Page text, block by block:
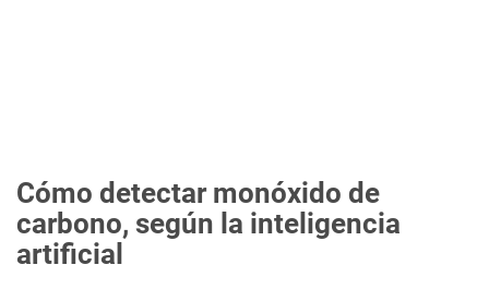
Cómo detectar monóxido de
carbono, según la inteligencia
artificial